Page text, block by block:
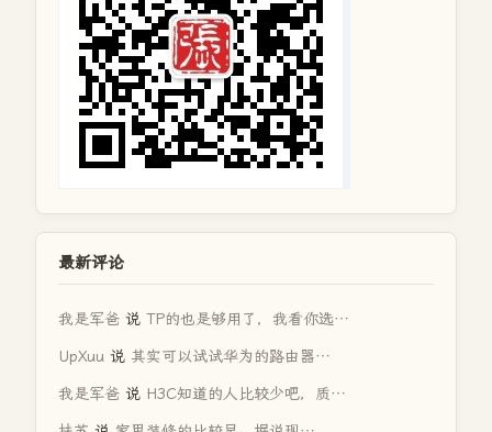
最新评论
我是军爸 说 TP的也是够用了，我看你选…
UpXuu 说 其实可以试试华为的路由器…
我是军爸 说 H3C知道的人比较少吧，质…